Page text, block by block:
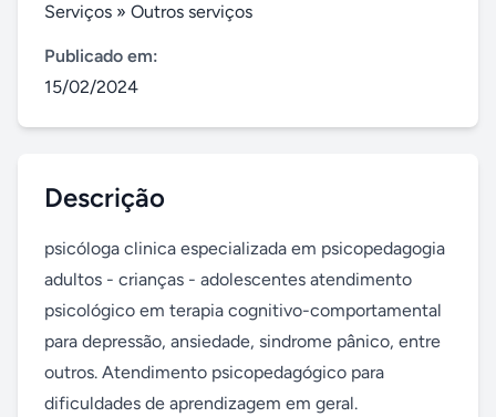
Serviços » Outros serviços
Publicado em:
15/02/2024
Descrição
psicóloga clinica especializada em psicopedagogia
adultos - crianças - adolescentes atendimento
psicológico em terapia cognitivo-comportamental
para depressão, ansiedade, sindrome pânico, entre
outros. Atendimento psicopedagógico para
dificuldades de aprendizagem em geral.